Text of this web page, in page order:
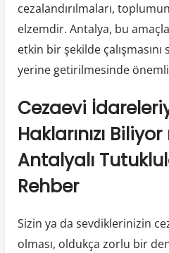
cezalandırılmaları,
elzemdir. Antalya, bu
etkin bir şekilde
yerine getirilmesinde
Cezaevi
Haklarınızı
Antalyalı
Rehber
Sizin ya da sevdiklerinizin
olması, oldukça zorlu bir